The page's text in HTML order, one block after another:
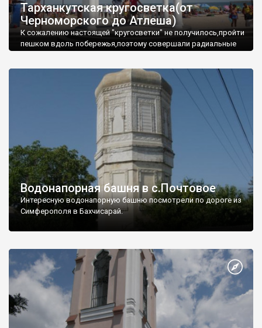
Тарханкутская кругосветка(от
Черноморского до Атлеша)
К сожалению настоящей "кругосветки" не получилось,пройти
пешком вдоль побережья,поэтому совершали радиальные
Водонапорная башня в с.Почтовое
Интересную водонапорную башню посмотрели по дороге из
Симферополя в Бахчисарай.